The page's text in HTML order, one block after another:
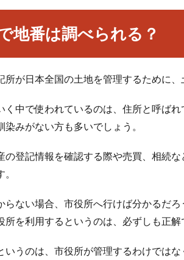
地番は調べられる？
所が日本全国の土地を管理するために、
く中で使われているのは、住所と呼ば
染みがない方も多いでしょう。
の登記情報を確認する際や売買、相続
らない場合、市役所へ行けば分かるだ
所を利用するというのは、必ずしも正解
いうのは、市役所が管理するわけではな